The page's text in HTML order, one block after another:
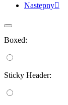
Następny
Boxed:
Sticky Header: